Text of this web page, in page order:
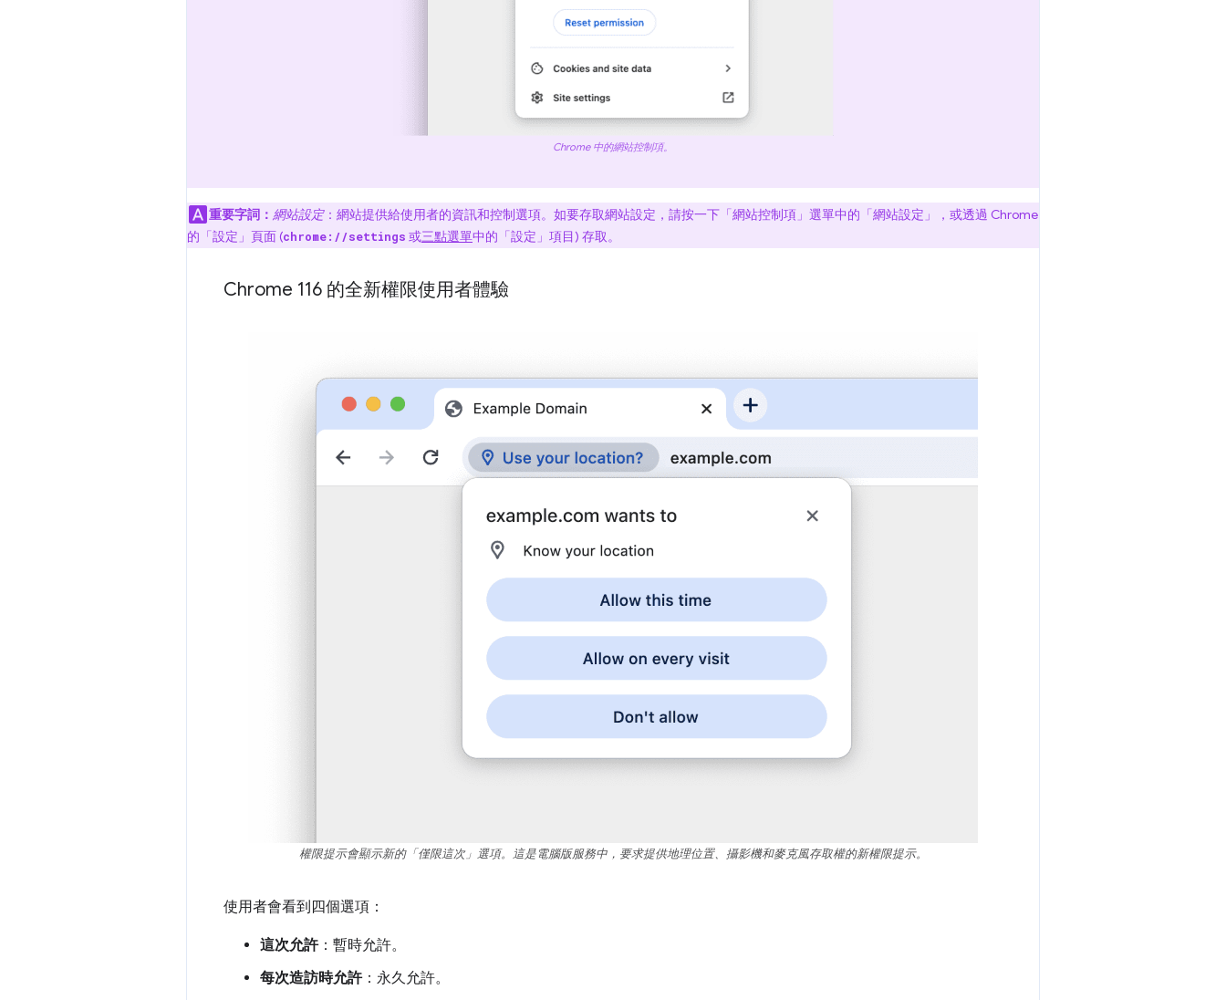
Chrome 中的網站控制項。
重要字詞： 網站設定：網站提供給使用者的資訊和控制選項。如要存取網站設定，請按一下「網站控制項」選單中的「網站設定」
，或透過 Chrome
的「設定」 頁面 (chrome://settings 或三點選單中的「設定」 項目) 存取。
Chrome 116 的全新權限使用者體驗
權限提示會顯示新的「僅限這次」選項。這是電腦版服務中，要求提供地理位置、攝影機和麥克風存取權的新權限提示。
使用者會看到四個選項：
這次允許：暫時允許。
每次造訪時允許：永久允許。